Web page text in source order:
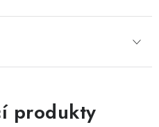
produkty